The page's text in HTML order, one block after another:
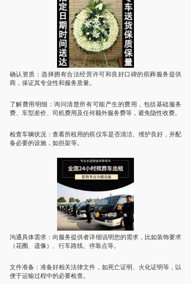
确认资质：选择拥有合法经营许可和良好口碑的殡葬服务提供
商，保证其专业性和服务质量。
了解费用明细：询问清楚所有可能产生的费用，包括基础服务
费、车型差价、司机费用及任何额外服务费等，避免隐性收费。
检查车辆状况：查看所租用的殡仪车是否清洁、维护良好，并配
备必要的设施，如担架等。
沟通具体需求：向服务提供者详细说明您的需求，比如装饰要求
（花圈、遗像）、行车路线、停靠点等。
文件准备：准备好相关法律文件，如死亡证明、火化证明等，以
便于运输过程中的必要检查。